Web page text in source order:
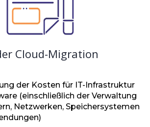
Cloud-Migration
der Kosten für IT-Infrastruktur
(einschließlich der Verwaltung
Netzwerken, Speichersystemen